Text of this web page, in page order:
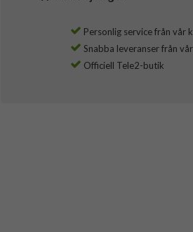
Personlig service från vår
Snabba leveranser från
Officiell Tele2-butik